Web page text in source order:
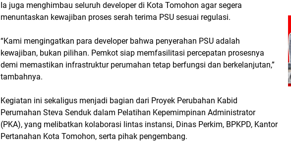
Ia juga menghimbau seluruh developer di Kota Tomohon agar segera
menuntaskan kewajiban proses serah terima PSU sesuai regulasi.
“Kami mengingatkan para developer bahwa penyerahan PSU adalah
kewajiban, bukan pilihan. Pemkot siap memfasilitasi percepatan prosesnya
demi memastikan infrastruktur perumahan tetap berfungsi dan berkelanjutan,”
tambahnya.
Kegiatan ini sekaligus menjadi bagian dari Proyek Perubahan Kabid
Perumahan Steva Senduk dalam Pelatihan Kepemimpinan Administrator
(PKA), yang melibatkan kolaborasi lintas instansi, Dinas Perkim, BPKPD, Kantor
Pertanahan Kota Tomohon, serta pihak pengembang.